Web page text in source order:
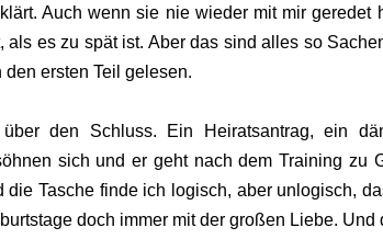
Auch wenn sie nie wieder mit mir geredet
es zu spät ist. Aber das sind alles so
ersten Teil gelesen.
den Schluss. Ein Heiratsantrag, ein
sich und er geht nach dem Training zu
Tasche finde ich logisch, aber unlogisch,
doch immer mit der großen Liebe. Und